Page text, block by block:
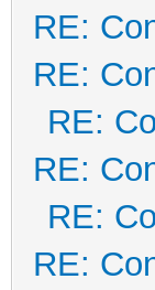
RE:
RE:
RE:
RE:
RE:
RE: